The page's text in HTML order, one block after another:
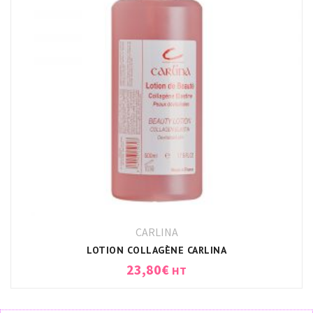
CARLINA
LOTION COLLAGÈNE CARLINA
23,80€ HT